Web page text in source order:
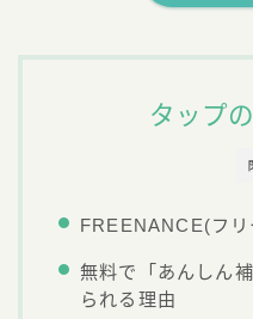
タップ
FREENANCE(フ
無料で「あんしん
られる理由